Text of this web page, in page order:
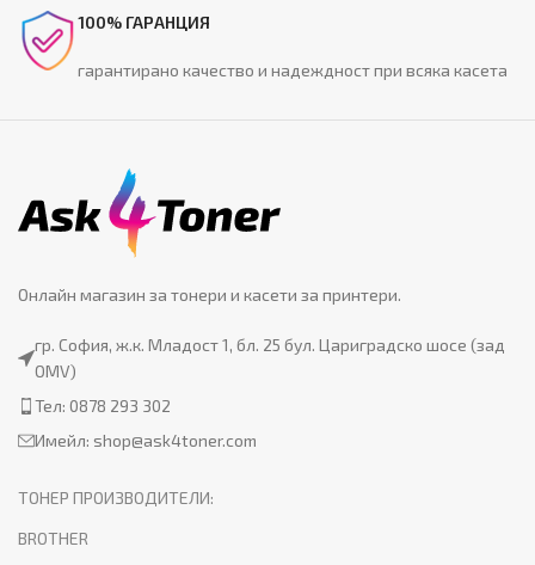
100% ГАРАНЦИЯ
гарантирано качество и надеждност при всяка касета
Онлайн магазин за тонери и касети за принтери.
гр. София, ж.к. Младост 1, бл. 25 бул. Цариградско шосе (зад
OMV)
Тел: 0878 293 302
Имейл: shop@ask4toner.com
ТОНЕР ПРОИЗВОДИТЕЛИ:
BROTHER